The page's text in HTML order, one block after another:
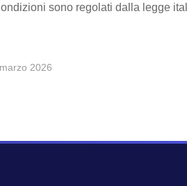
sono regolati dalla legge
2026